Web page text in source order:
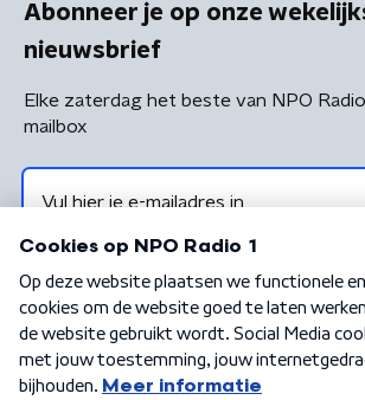
Abonneer je op onze
nieuwsbrief
Elke zaterdag het beste van NPO
mailbox
Algemene voorwaarden Privacybeleid